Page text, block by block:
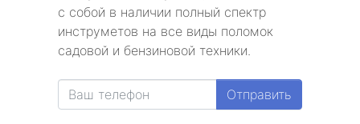
с собой в наличии полный спектр
инструметов на все виды поломок
садовой и бензиновой техники.
Отправить